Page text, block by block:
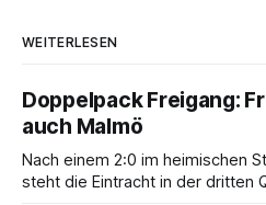
WEITERLESEN
Doppelpack Freigang:
auch Malmö
Nach einem 2:0 im heimischen
steht die Eintracht in der dritten